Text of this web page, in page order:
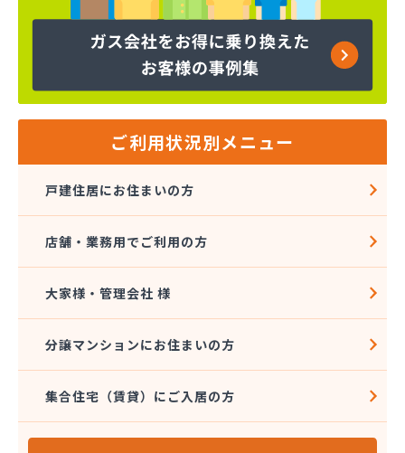
株式会社玉名商会
株式会社九州エネルギー協同管理
株式会社九州高圧容器検査所
株式会社熊本石油玉名充填所
株式会社古屋産業
株式会社城南ガス
株式会社人吉石油 本社・ガス部・人吉西給油所
株式会社翠松園G.G
株式会社竹本商会
株式会社島津商会
株式会社南九州マルヰガス
株式会社八代協同ガス配送センター
株式会社野田住宅産業
ご利用状況別メニュー
戸建住居にお住まいの方
店舗・業務用でご利用の方
大家様・管理会社 様
分譲マンションにお住まいの方
集合住宅（賃貸）にご入居の方